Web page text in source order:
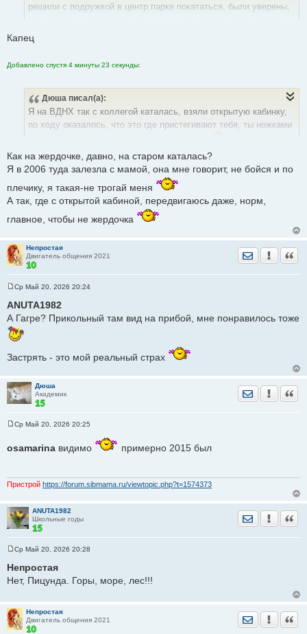
решили с подружкой в центр парке покататься, были уверены,
Нога подогнулась...и... связки порвала и гипс.
Капец
Добавлено спустя 4 минуты 23 секунды:
Дюша писал(а):
Я на ВДНХ так с коллегой каталась, взяли открытую кабинку,
по ходу оказалось, что это где пристегивают тебя, ты ножками
Как на жердочке, давно, на старом каталась?
Я в 2006 туда залезла с мамой, она мне говорит, не бойся и по
плечику, я такая-не трогай меня
А так, где с открытой кабиной, передвигаюсь даже, норм,
главное, чтобы не жердочка
Непростая
Двигатель общения 2021
Отправить
о
о
б
щ
е
н
е
Ср Май 20, 2026 20:24
ANUTA1982
А Гагре? Прикольный там вид на прибой, мне понравилось тоже
Застрять - это мой реальный страх
Дюша
Академик
Отправить
о
н
и
Ср Май 20, 2026 20:25
osamarina видимо примерно 2015 был
Пристрой https://forum.sibmama.ru/viewtopic.php?t=1574373
ANUTA1982
Школьные годы
Отправить
о
б
и
е
Ср Май 20, 2026 20:28
Непростая
Нет, Пицунда. Горы, море, лес!!!
Непростая
Двигатель общения 2021
Отправить